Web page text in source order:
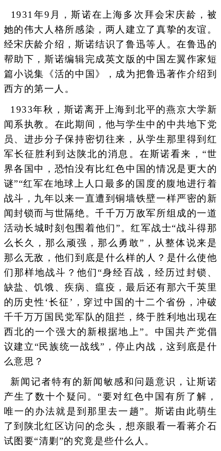
1931年9月，斯诺在上海多次拜会宋庆龄，被
她的伟大人格所感染，两人建立了真挚的友谊。
经宋庆龄介绍，斯诺结识了鲁迅等人。在鲁迅的
帮助下，斯诺编辑完成英文版的中国左翼作家短
篇小说集《活的中国》，成为把鲁迅著作介绍到
西方的第一人。
1933年秋，斯诺离开上海到北平的燕京大学新
闻系执教。在此期间，他与学生中的中共地下党
员、进步分子保持密切往来，从学生那里得到红
军长征胜利到达陕北的消息。在斯诺看来，“世
界各国中，恐怕没有比红色中国的情况是更大的
谜”“红军在地球上人口最多的国度的腹地进行着
战斗，九年以来一直遭到铜墙铁壁一样严密的新
闻封锁而与世隔绝。千千万万敌军所组成的一道
活动长城时刻包围着他们”。红军战士“战斗得那
么长久，那么顽强，那么勇敢”，从整体说来是
那么无敌，他们到底是什么样的人？是什么使他
们那样地战斗？他们“身经百战，经历过封锁、
缺盐、饥饿、疾病、瘟疫，最后还有那六千英里
的历史性‘长征’，穿过中国的十二个省份，冲破
千千万万国民党军队的阻拦，终于胜利地出现在
西北的一个强大的新根据地上”。中国共产党倡
议建立“民族统一战线”，停止内战，这到底是什
么意思？
新闻记者特有的新闻敏感和问题意识，让斯诺
产生了数十个疑问。“要对红色中国有所了解，
唯一的办法就是到那里去一趟”。斯诺由此萌生
了到陕北红区访问的念头，想亲眼看一看蒋介石
试图要“清剿”的究竟是些什么人。